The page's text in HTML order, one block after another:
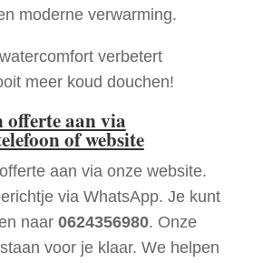
moderne verwarming.
verbetert
meer koud douchen!
offerte aan via
of website
aan via onze website.
via WhatsApp. Je kunt
naar 0624356980. Onze
voor je klaar. We helpen